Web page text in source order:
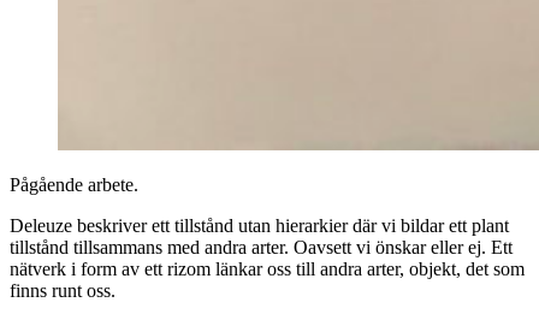
Pågående arbete.
Deleuze beskriver ett tillstånd utan hierarkier där vi bildar ett plant
tillstånd tillsammans med andra arter. Oavsett vi önskar eller ej. Ett
nätverk i form av ett rizom länkar oss till andra arter, objekt, det som
finns runt oss.